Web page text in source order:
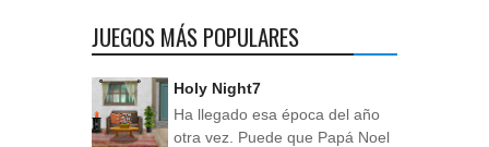
JUEGOS MÁS POPULARES
Holy Night7
Ha llegado esa época del año
otra vez. Puede que Papá Noel